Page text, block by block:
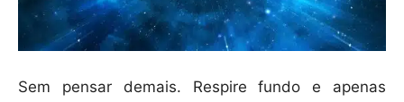
Sem pensar demais. Respire fundo e apenas